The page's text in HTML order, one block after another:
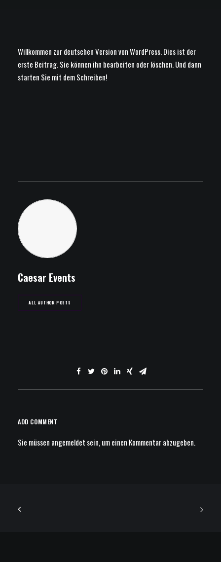
Willkommen zur deutschen Version von WordPress. Dies ist der
erste Beitrag. Sie können ihn bearbeiten oder löschen. Und dann
starten Sie mit dem Schreiben!
Caesar Events
ALL AUTHOR POSTS
ADD COMMENT
Sie müssen angemeldet sein, um einen Kommentar abzugeben.